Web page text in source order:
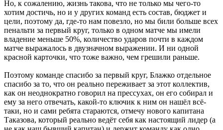
Но, к сожалению, жизнь такова, что не только мы чего-то
хотим достичь, но и у других команд есть состав, бюджет и
цели, поэтому да, где-то нам повезло, но мы били больше всех
пенальти за первый круг, только в одном матче мы имели
владение меньше 50%, количество ударов почти в каждом
матче выражалось в двузначном выражении. И ни одной
красной карточки, что тоже важно, чем грешили раньше.
Поэтому команде спасибо за первый круг, Блажко отдельное
спасибо за то, что он реально переживает за этот коллектив,
как он неоднократно говорил на прессухах, он его собирал и
ему за него отвечать, какой-то ключик к ним он нашёл всё-
таки, но и сами ребята стараются, отмечу нового капитана
Таказова, который реально ведёт себя как настоящий лидер (а